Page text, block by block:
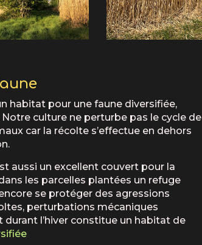
habitat pour une faune diversifiée,
culture ne perturbe pas le cycle de
car la récolte s’effectue en dehors
aussi un excellent couvert pour la
les parcelles plantées un refuge
se protéger des agressions
perturbations mécaniques
durant l’hiver constitue un habitat de